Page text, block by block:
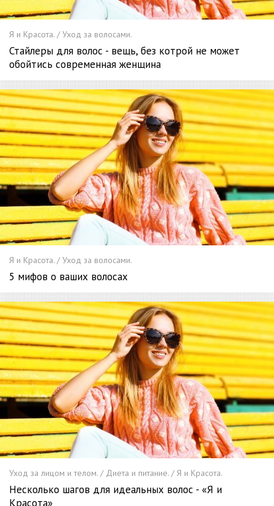
Я и Красота. / Уход за волосами.
Стайлеры для волос - вещь, без котрой не может
обойтись современная женщина
Я и Красота. / Уход за волосами.
5 мифов о ваших волосах
Уход за лицом и телом. / Диета и питание. / Я и Красота.
Несколько шагов для идеальных волос - «Я и
Красота»